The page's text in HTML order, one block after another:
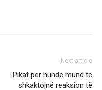
Next article
Pikat për hundë mund të
shkaktojnë reaksion të